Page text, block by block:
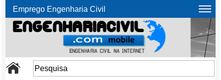
Emprego Engenharia Civil